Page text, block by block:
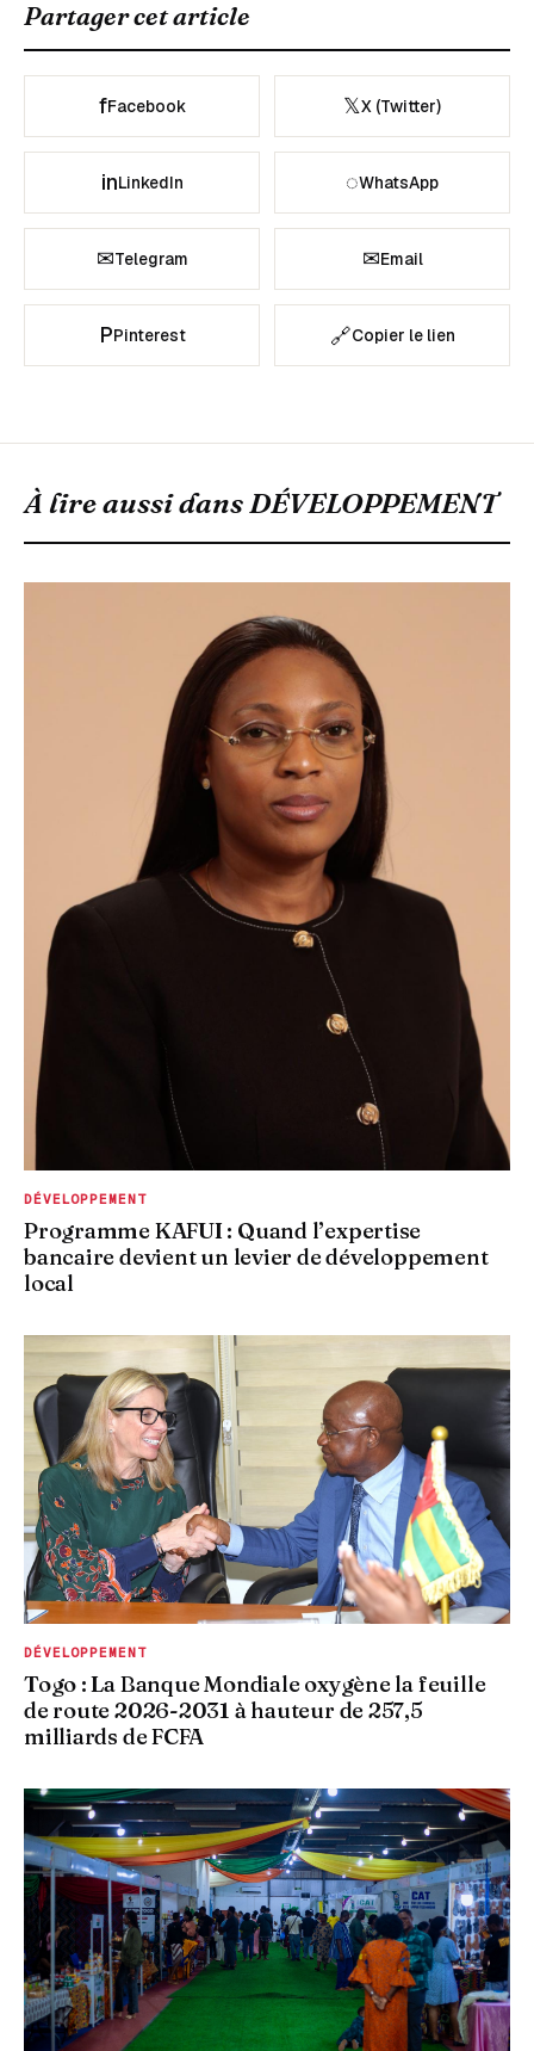
Partager cet article
fFacebook 𝕏X (Twitter)
inLinkedIn ◌WhatsApp
✉Telegram ✉Email
PPinterest 🔗Copier le lien
À lire aussi dansDÉVELOPPEMENT
DÉVELOPPEMENT
Programme KAFUI : Quand l’expertise
bancaire devient un levier de développement
local
DÉVELOPPEMENT
Togo : La Banque Mondiale oxygène la feuille
de route 2026-2031 à hauteur de 257,5
milliards de FCFA